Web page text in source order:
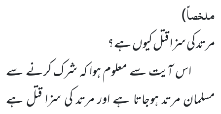
ملخصاً)
مرتد کی سزا قتل کیوں ہے؟
اس آیت سے معلوم ہوا کہ شرک کرنے سے
مسلمان مرتد ہوجاتا ہے اور مرتد کی سزا قتل ہے